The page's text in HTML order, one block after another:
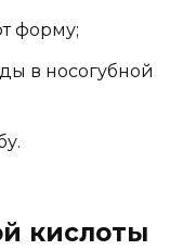
форму;
в носогубной
кислоты